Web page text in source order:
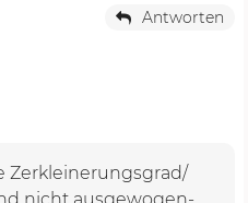
Antworten
Zerkleinerungsgrad/